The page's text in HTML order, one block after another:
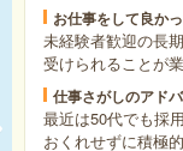
お仕事をして良か
未経験者歓迎の長
受けられることが
た。また大量募集
いです。
仕事さがしのアド
最近は50代でも採
おくれせずに積極